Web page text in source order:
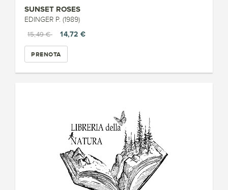
SUNSET ROSES
EDINGER P. (1989)
15,49 €
14,72 €
PRENOTA